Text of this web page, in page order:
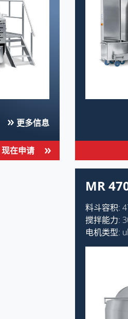
更多信息
现在申请
MR
料斗容积:
搅拌能力:
电机类型: